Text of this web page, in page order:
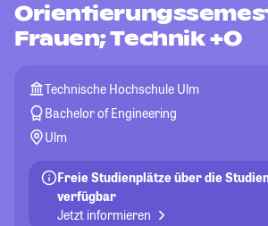
Frauen; Technik +O
Technische Hochschule Ulm
Bachelor of Engineering
Ulm
Freie Studienplätze über die
verfügbar
Jetzt informieren